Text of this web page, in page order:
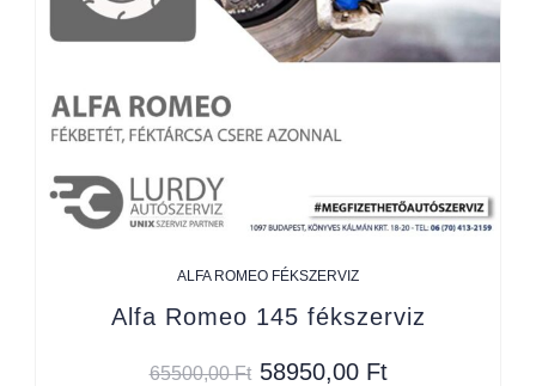
ALFA ROMEO FÉKSZERVIZ
Alfa Romeo 145 fékszerviz
65500,00Ft 58950,00 Ft